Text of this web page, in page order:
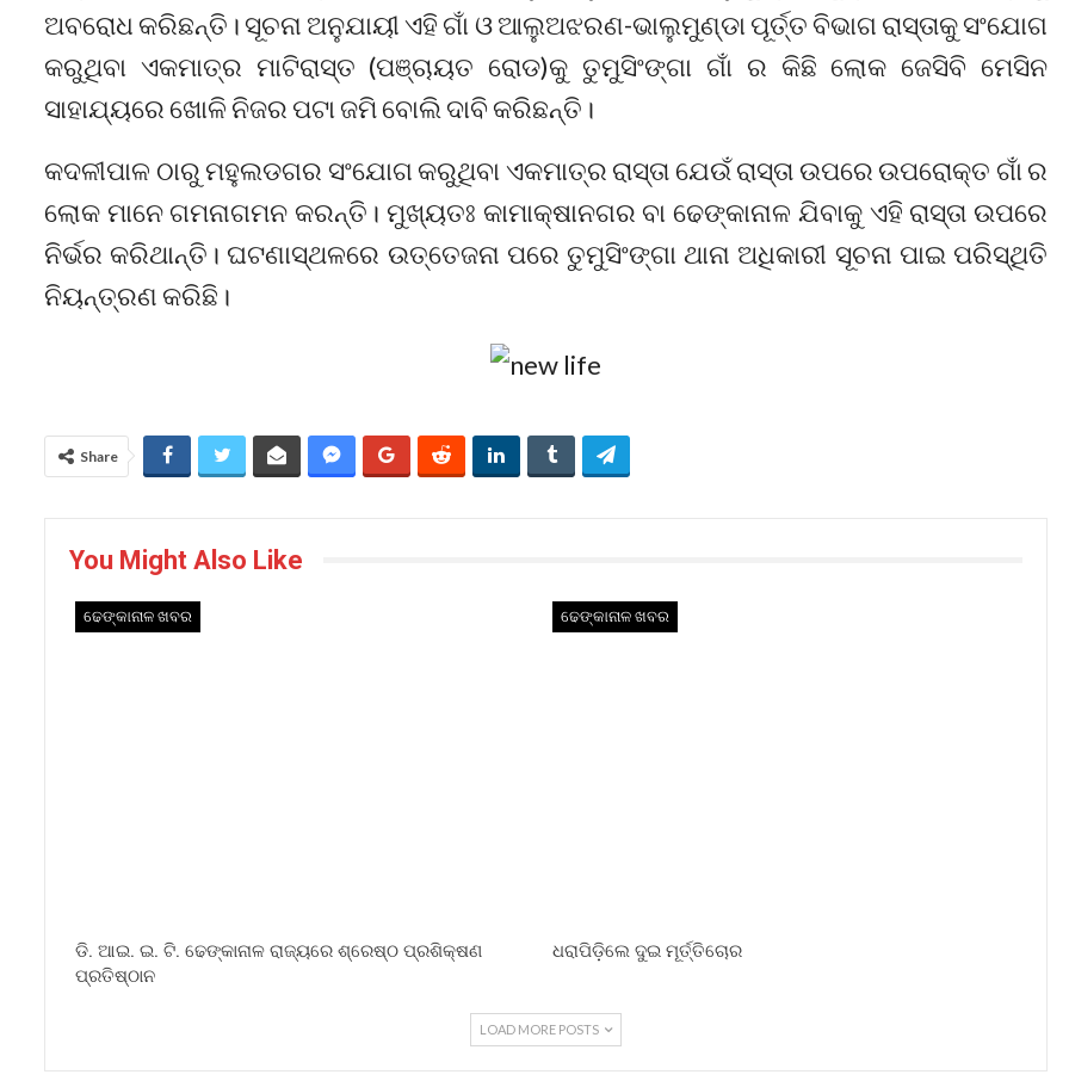
ଅବରୋଧ କରିଛନ୍ତି। ସୂଚନା ଅନୁଯାୟୀ ଏହି ଗାଁ ଓ ଆଲୁଅଝରଣ-ଭାଲୁମୁଣ୍ଡା ପୂର୍ତ୍ତ ବିଭାଗ ରାସ୍ତାକୁ ସଂଯୋଗ
କରୁଥିବା ଏକମାତ୍ର ମାଟିରାସ୍ତ (ପଞ୍ଚାୟତ ରୋଡ)କୁ ତୁମୁସିଂଙ୍ଗା ଗାଁ ର କିଛି ଲୋକ ଜେସିବି ମେସିନ
ସାହାଯ୍ୟରେ ଖୋଳି ନିଜର ପଟା ଜମି ବୋଲି ଦାବି କରିଛନ୍ତି।
କଦଳୀପାଳ ଠାରୁ ମହୁଲଡଗର ସଂଯୋଗ କରୁଥିବା ଏକମାତ୍ର ରାସ୍ତା ଯେଉଁ ରାସ୍ତା ଉପରେ ଉପରୋକ୍ତ ଗାଁ ର
ଲୋକ ମାନେ ଗମନାଗମନ କରନ୍ତି। ମୁଖ୍ୟତଃ କାମାକ୍ଷାନଗର ବା ଢେଙ୍କାନାଳ ଯିବାକୁ ଏହି ରାସ୍ତା ଉପରେ
ନିର୍ଭର କରିଥାନ୍ତି। ଘଟଣାସ୍ଥଳରେ ଉତ୍ତେଜନା ପରେ ତୁମୁସିଂଙ୍ଗା ଥାନା ଅଧିକାରୀ ସୂଚନା ପାଇ ପରିସ୍ଥିତି
ନିୟନ୍ତ୍ରଣ କରିଛି।
Share
You Might Also Like
ଢେଙ୍କାନାଳ ଖବର
ଡି. ଆଇ. ଇ. ଟି. ଢେଙ୍କାନାଳ ରାଜ୍ୟରେ ଶ୍ରେଷ୍ଠ ପ୍ରଶିକ୍ଷଣ
ପ୍ରତିଷ୍ଠାନ
ଢେଙ୍କାନାଳ ଖବର
ଧରାପିଡ଼ିଲେ ଦୁଇ ମୂର୍ତ୍ତିଚୋର
LOAD MORE POSTS